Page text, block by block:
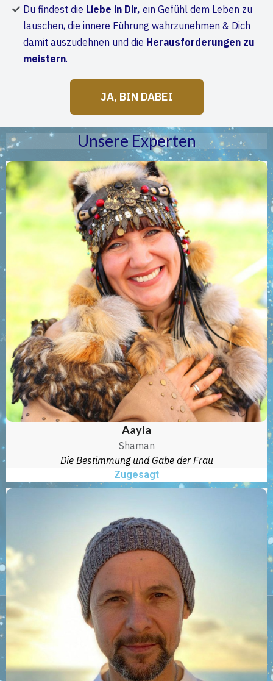
Du findest die Liebe in Dir, ein Gefühl dem Leben zu
lauschen, die innere Führung wahrzunehmen & Dich
damit auszudehnen und die Herausforderungen zu
meistern.
JA, BIN DABEI
Unsere Experten
Aayla
Shaman
Die Bestimmung und Gabe der Frau
Zugesagt